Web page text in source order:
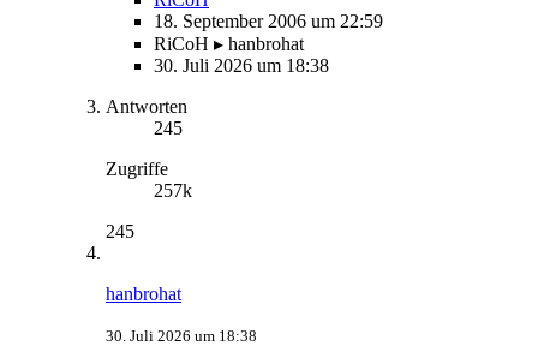
18. September 2006 um 22:59
RiCoH ▸ hanbrohat
30. Juli 2026 um 18:38
Antworten
245
Zugriffe
257k
245
hanbrohat
30. Juli 2026 um 18:38